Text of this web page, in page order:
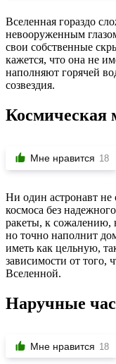
Вселенная гораздо
невооруженным
свои собственные
кажется, что она не
наполняют горячей
созвездия.
Космическая
Мне нравится 18
Ни один астронавт не
космоса без
ракеты, к сожалению,
но точно наполнит
иметь как цельную,
зависимости от того,
Вселенной.
Наручные
Мне нравится 18